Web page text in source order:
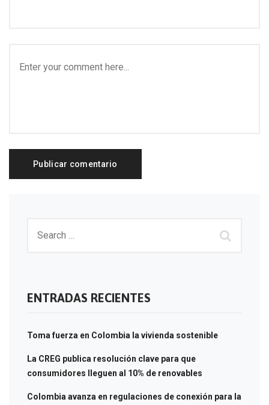
ENTRADAS RECIENTES
Toma fuerza en Colombia la vivienda sostenible
La CREG publica resolución clave para que
consumidores lleguen al 10% de renovables
Colombia avanza en regulaciones de conexión para la